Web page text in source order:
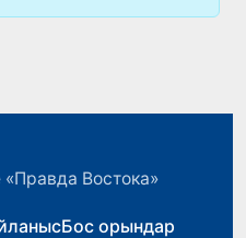
«Правда Востока»
Бос орындар